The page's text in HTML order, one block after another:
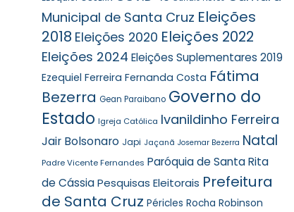
Municipal de Santa Cruz Eleições
2018 Eleições 2020 Eleições 2022
Eleições 2024 Eleições Suplementares 2019
Ezequiel Ferreira Fernanda Costa Fátima
Bezerra Gean Paraibano Governo do
Estado Igreja Católica Ivanildinho Ferreira
Jair Bolsonaro Japi Jaçanã Josemar Bezerra Natal
Padre Vicente Fernandes Paróquia de Santa Rita
de Cássia Pesquisas Eleitorais Prefeitura
de Santa Cruz Péricles Rocha Robinson